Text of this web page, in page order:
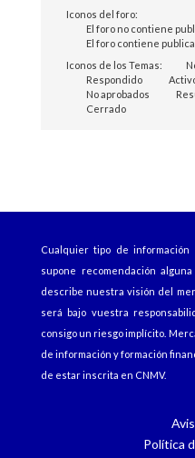
Iconos del foro:
El foro no contiene
El foro contiene
Iconos de los Temas:
Respondido
No aprobados
Cerrado
Cualquier tipo de
supone recomendación
describe nuestra visión del
será bajo vuestra
consigo un riesgo implícito.
de información y formación
de estar inscrita en CNMV.
Política